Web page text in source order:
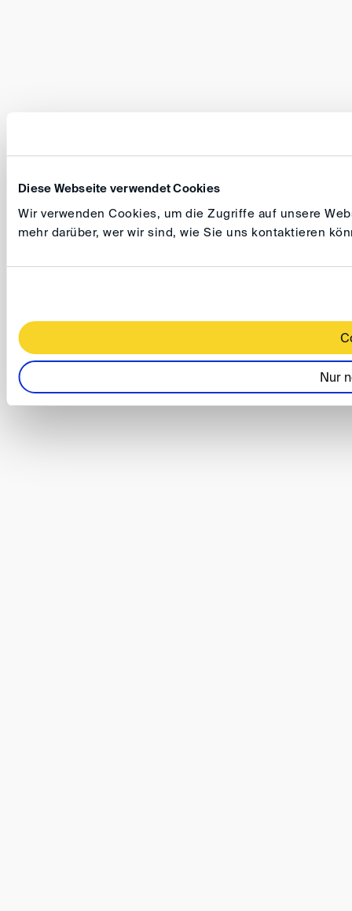
Diese Webseite verwendet Cookies
Wir verwenden Cookies, um die Zugriffe auf unsere
mehr darüber, wer wir sind, wie Sie uns kontaktieren
Nur